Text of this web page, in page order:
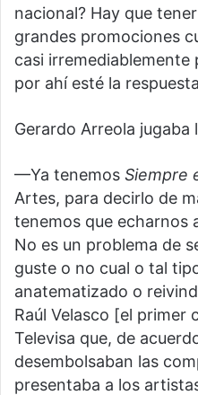
nacional? Hay que
grandes promociones
casi irremediablemente
por ahí esté la
Gerardo Arreola jugaba
—Ya tenemos Siempre
Artes, para decirlo de
tenemos que echarnos
No es un problema de
guste o no cual o tal
anatematizado o
Raúl Velasco [el primer
Televisa que, de
desembolsaban las
presentaba a los